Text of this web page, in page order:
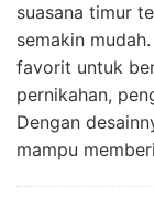
suasana timur
semakin
favorit untuk
pernikahan,
Dengan
mampu